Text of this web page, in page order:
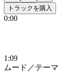
トラックを購入
0:00
1:09
ムード／テーマ